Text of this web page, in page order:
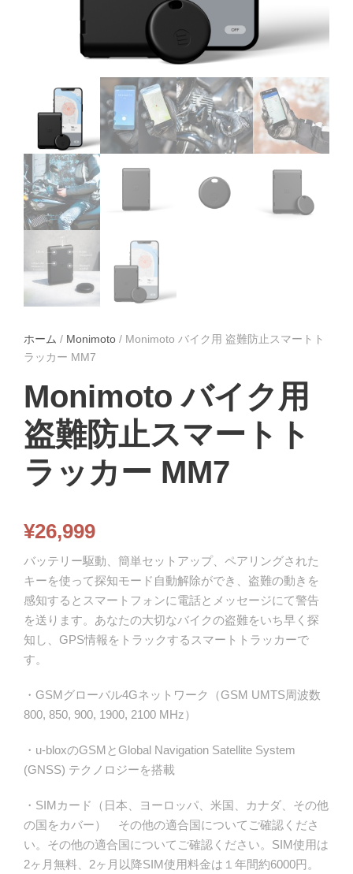
ホーム / Monimoto / Monimoto バイク用 盗難防止スマートト
ラッカー MM7
Monimoto バイク用
盗難防止スマートト
ラッカー MM7
¥26,999
バッテリー駆動、簡単セットアップ、ペアリングされた
キーを使って探知モード自動解除ができ、盗難の動きを
感知するとスマートフォンに電話とメッセージにて警告
を送ります。あなたの大切なバイクの盗難をいち早く探
知し、GPS情報をトラックするスマートトラッカーで
す。
・GSMグローバル4Gネットワーク（GSM UMTS周波数
800, 850, 900, 1900, 2100 MHz）
・u-bloxのGSMとGlobal Navigation Satellite System
(GNSS) テクノロジーを搭載
・SIMカード（日本、ヨーロッパ、米国、カナダ、その他
の国をカバー） その他の適合国についてご確認くださ
い。その他の適合国についてご確認ください。SIM使用は
2ヶ月無料、2ヶ月以降SIM使用料金は１年間約6000円。